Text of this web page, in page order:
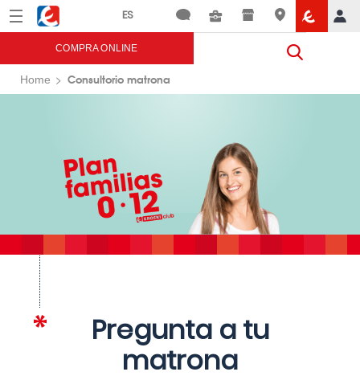
Menú Eroski
COMPRA ONLINE
Home Consultorio matrona
Pregunta a tu
matrona